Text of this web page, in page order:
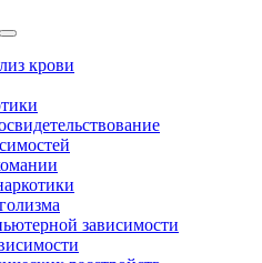
крови
зависимости